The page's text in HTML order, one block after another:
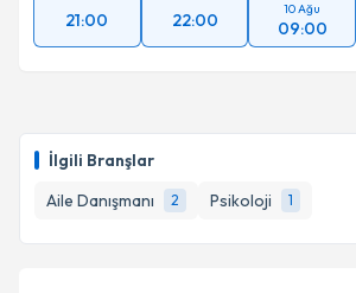
İlgili Branşlar
Aile Danışmanı
2 Psikoloji 1
21:00 22:00
10 Ağu
09:00